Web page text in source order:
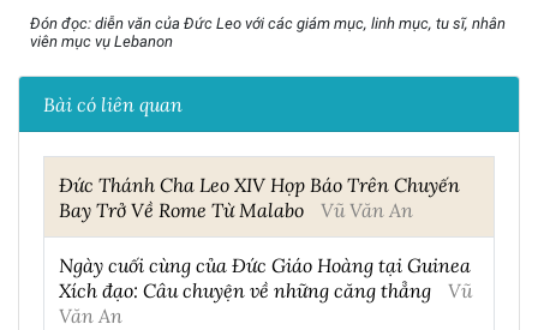
Đón đọc: diễn văn của Đức Leo với các giám mục, linh mục, tu sĩ, nhân
viên mục vụ Lebanon
Bài có liên quan
Đức Thánh Cha Leo XIV Họp Báo Trên Chuyến
Bay Trở Về Rome Từ Malabo
Vũ Văn An
Ngày cuối cùng của Đức Giáo Hoàng tại Guinea
Xích đạo: Câu chuyện về những căng thẳng
Vũ
Văn An